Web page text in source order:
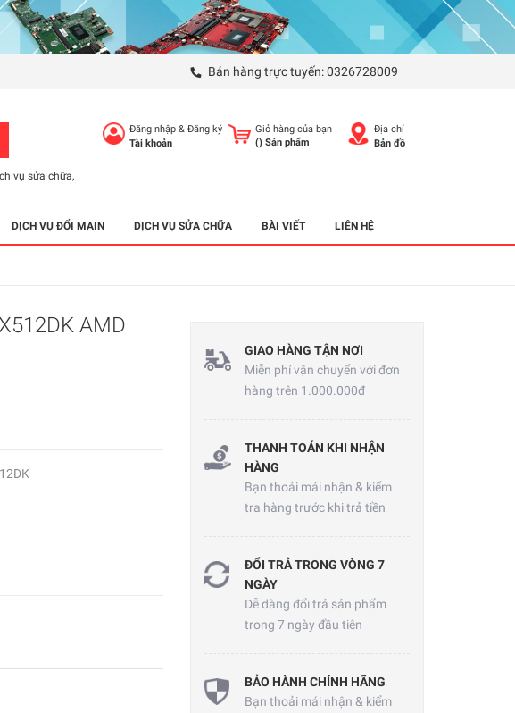
Bán hàng trực tuyến:0326728009
vụ sửa chữa,
Đăng nhập & Đăng ký
Tài khoản
Giỏ hàng của bạn
() Sản phẩm
Địa chỉ
Bản đồ
DỊCH VỤ ĐỔI MAIN DỊCH VỤ SỬA CHỮA BÀI VIẾT LIÊN HỆ
AMD
GIAO HÀNG TẬN NƠI
Miễn phí vận chuyển với đơn
hàng trên 1.000.000đ
THANH TOÁN KHI NHẬN
HÀNG
Bạn thoải mái nhận & kiểm
tra hàng trước khi trả tiền
ĐỔI TRẢ TRONG VÒNG 7
NGÀY
Dễ dàng đổi trả sản phẩm
trong 7 ngày đầu tiên
BẢO HÀNH CHÍNH HÃNG
Bạn thoải mái nhận & kiểm